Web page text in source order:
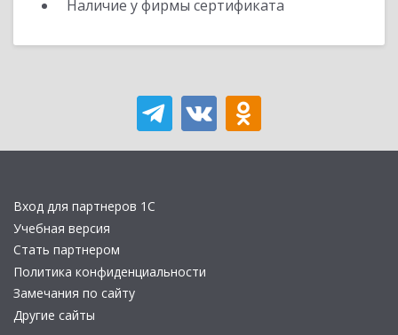
Наличие у фирмы сертификата
Вход для партнеров 1С
Учебная версия
Стать партнером
Политика конфиденциальности
Замечания по сайту
Другие сайты